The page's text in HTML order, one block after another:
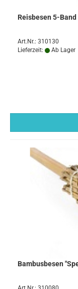
Reisbesen 5-Band
Art.Nr.: 310130
Lieferzeit:
Ab Lager
Bambusbesen